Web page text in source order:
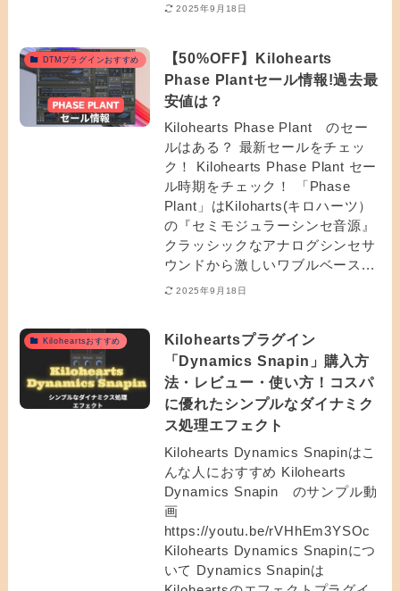
2025年9月18日
DTMプラグインおすすめ
【50%OFF】Kilohearts
Phase Plantセール情報!過去最
安値は？
Kilohearts Phase Plant のセー
ルはある？ 最新セールをチェッ
ク！ Kilohearts Phase Plant セー
ル時期をチェック！ 「Phase
Plant」はKiloharts(キロハーツ）
の『セミモジュラーシンセ音源』
クラッシックなアナログシンセサ
ウンドから激しいワブルベース...
2025年9月18日
Kiloheartsおすすめ
Kiloheartsプラグイン
「Dynamics Snapin」購入方
法・レビュー・使い方！コスパ
に優れたシンプルなダイナミク
ス処理エフェクト
Kilohearts Dynamics Snapinはこ
んな人におすすめ Kilohearts
Dynamics Snapin のサンプル動
画
https://youtu.be/rVHhEm3YSOc
Kilohearts Dynamics Snapinにつ
いて Dynamics Snapinは